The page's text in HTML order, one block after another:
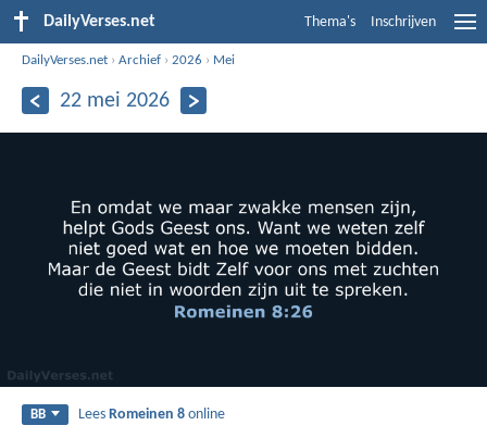
DailyVerses.net Thema's Inschrijven
DailyVerses.net ›Archief ›2026 › Mei
22 mei 2026
BB LeesRomeinen 8 online